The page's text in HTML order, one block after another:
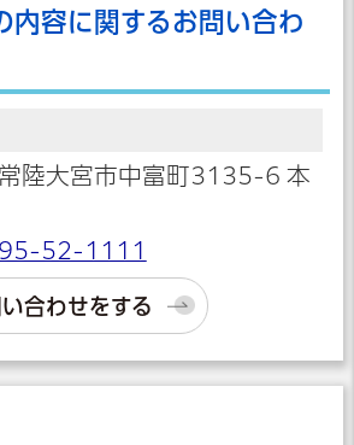
内容に関するお問い合わ
陸大宮市中富町3135-6 本
52-1111
合わせをする